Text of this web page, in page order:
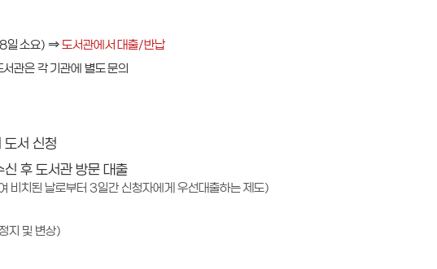
일 소요) ⇒도서관에서 대출/반납
관은 각 기관에 별도 문의
서 신청
후 도서관 방문 대출
비치된 날로부터 3일간 신청자에게 우선대출하는 제도)
지 및 변상)